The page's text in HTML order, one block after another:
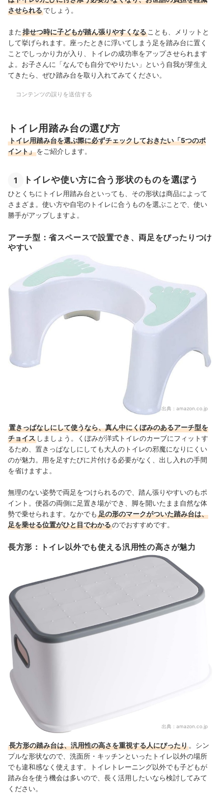
させられるでしょう。
また 排せつ時に子どもが踏ん張りやすくなる ことも、メリットと
して挙げられます。座ったときに浮いてしまう足を踏み台に置く
ことでしっかり力が入り、トイレの成功率をアップさせられます
よ。お子さんに「なんでも自分でやりたい」という自我が芽生え
てきたら、ぜひ踏み台を取り入れてみてください。
コンテンツの誤りを送信する
トイレ用踏み台の選び方
トイレ用踏み台を選ぶ際に必ずチェックしておきたい「5つのポ
イント」をご紹介します。
1 トイレや使い方に合う形状のものを選ぼう
ひとくちにトイレ用踏み台といっても、その形状は商品によって
さまざま。使い方や自宅のトイレに合うものを選ぶことで、使い
勝手がアップしますよ。
アーチ型：省スペースで設置でき、両足をぴったりつけ
やすい
出典： amazon.co.jp
置きっぱなしにして使うなら、真ん中にくぼみのあるアーチ型を
チョイス しましょう。くぼみが洋式トイレのカーブにフィットす
るため、置きっぱなしにしても大人のトイレの邪魔になりにくい
のが魅力。用を足すたびに片付ける必要がなく、出し入れの手間
を省けますよ。
無理のない姿勢で両足をつけられるので、踏ん張りやすいのもポ
イント。便器の両側に足置き場ができ、脚を開いたまま自然な体
勢で乗せられます。なかでも 足の形のマークがついた踏み台は、
足を乗せる位置がひと目でわかるのでおすすめです。
長方形：トイレ以外でも使える汎用性の高さが魅力
出典： amazon.co.jp
長方形の踏み台は、汎用性の高さを重視する人にぴったり 。シン
プルな形状なので、洗面所・キッチンといったトイレ以外の場所
でも違和感なく使えます。トイレトレーニング以外でも子どもが
踏み台を使う機会は多いので、長く活用したいなら検討してみて
ください。